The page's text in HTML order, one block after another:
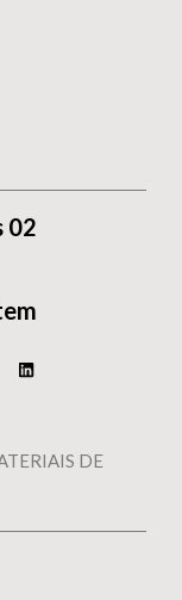
02
DE